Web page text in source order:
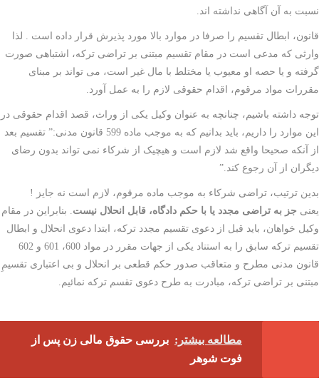
نسبت به آن آگاهی نداشته اند.
قانون، ابطال تقسیم را صرفا در موارد بالا مورد پذیرش قرار داده است . لذا
وارثی که مدعی است در مقام تقسیم مبتنی بر تراضی ترکه، اشتباهی صورت
گرفته و یا حصه او معیوب یا مختلط با مال غیر است، می تواند بر مبنای
مقررات مواد مرقوم، اقدام حقوقی لازم را به عمل آورد.
توجه داشته باشیم، چنانچه به عنوان وکیل یکی از وراث، قصد اقدام حقوقی در
این موارد را داریم، باید بدانیم که به موجب ماده 599 قانون مدنی:” تقسیم بعد
از آنکه صحیحا واقع شد لازم است و هیچیک از شرکاء نمی تواند بدون رضای
دیگران از آن رجوع کند.”
بدین ترتیب، تراضی شرکاء به موجب ماده مرقوم، لازم است نه جایز !
یعنی جز به تراضی مجدد یا با حکم دادگاه، قابل انحلال نیست. بنابراین در مقام
وکیل خواهان، باید قبل از دعوی تقسیم مجدد ترکه، ابتدا دعوی انحلال و ابطال
تقسیم ترکه سابق را به استناد یکی از جهات مقرر در مواد 600، 601 و 602
قانون مدنی مطرح و متعاقب صدور حکم قطعی بر انحلال و بی اعتباری تقسیمِ
مبتنی بر تراضی ترکه، مبادرت به طرح دعوی تقسم ترکه نمائیم.
مطالعه بیشتر: بررسی حقوق مالی زن پس از
فوت شوهر